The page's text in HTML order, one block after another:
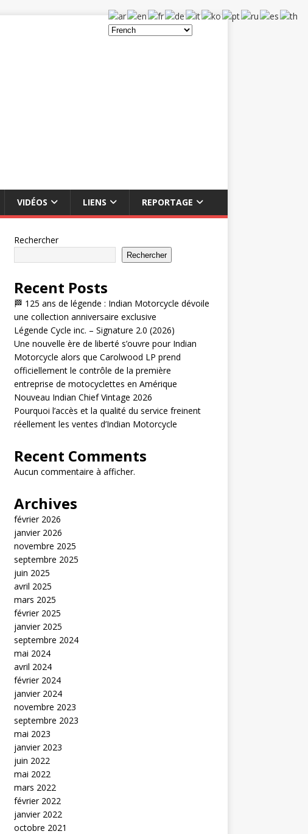
VIDÉOS LIENS REPORTAGE
Rechercher
Rechercher
Recent Posts
🏁 125 ans de légende : Indian Motorcycle dévoile
une collection anniversaire exclusive
Légende Cycle inc. – Signature 2.0 (2026)
Une nouvelle ère de liberté s’ouvre pour Indian
Motorcycle alors que Carolwood LP prend
officiellement le contrôle de la première
entreprise de motocyclettes en Amérique
Nouveau Indian Chief Vintage 2026
Pourquoi l’accès et la qualité du service freinent
réellement les ventes d’Indian Motorcycle
Recent Comments
Aucun commentaire à afficher.
Archives
février 2026
janvier 2026
novembre 2025
septembre 2025
juin 2025
avril 2025
mars 2025
février 2025
janvier 2025
septembre 2024
mai 2024
avril 2024
février 2024
janvier 2024
novembre 2023
septembre 2023
mai 2023
janvier 2023
juin 2022
mai 2022
mars 2022
février 2022
janvier 2022
octobre 2021